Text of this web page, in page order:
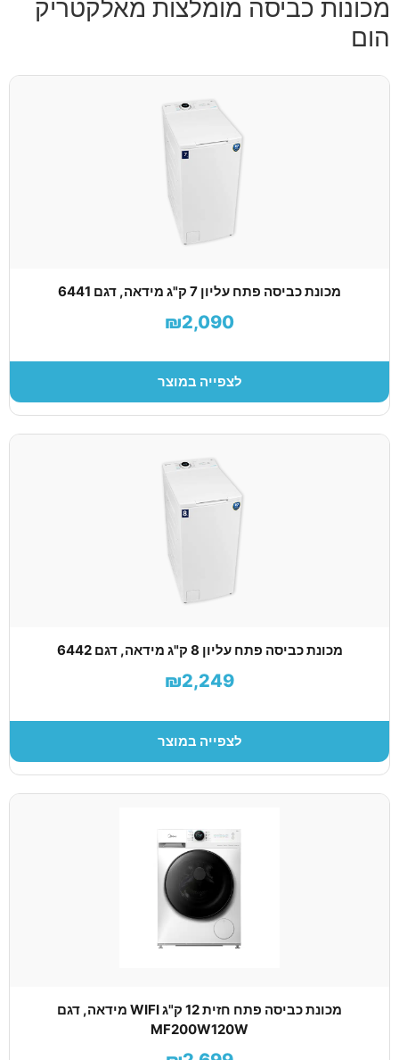
מכונות כביסה מומלצות מאלקטריק
הום
מכונת כביסה פתח עליון 7 ק"ג מידאה, דגם 6441
₪2,090
לצפייה במוצר
מכונת כביסה פתח עליון 8 ק"ג מידאה, דגם 6442
₪2,249
לצפייה במוצר
מכונת כביסה פתח חזית 12 ק"ג WIFI מידאה, דגם
MF200W120W